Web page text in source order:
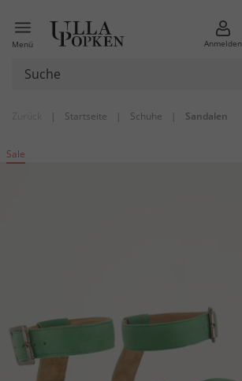
Menü Anmelden
| Startseite | Schuhe | Sandalen
Sale